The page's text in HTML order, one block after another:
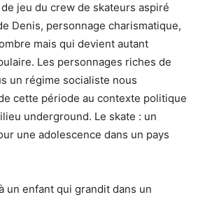
jeu du crew de skateurs aspiré
Denis, personnage charismatique,
mais qui devient autant
Les personnages riches de
un régime socialiste nous
cette période au contexte politique
underground. Le skate : un
une adolescence dans un pays
un enfant qui grandit dans un